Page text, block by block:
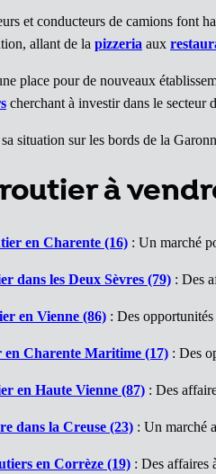
et conducteurs de camions font
allant de la pizzeria aux
place pour de nouveaux
cherchant à investir dans le secteur
situation sur les bords de la
à
en Charente (16) : Un marché
dans les Deux Sèvres (79) : Des
en Vienne (86) : Des
Charente Maritime (17) : Des
en Haute Vienne (87) : Des
dans la Creuse (23) : Un marché
en Corrèze (19) : Des affaires